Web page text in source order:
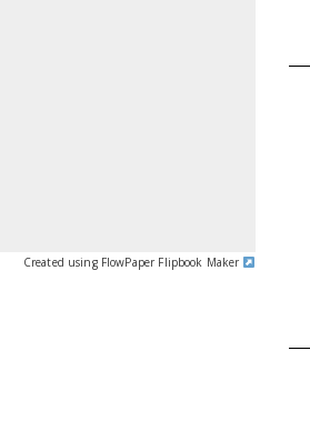
Created using FlowPaper Flipbook Maker